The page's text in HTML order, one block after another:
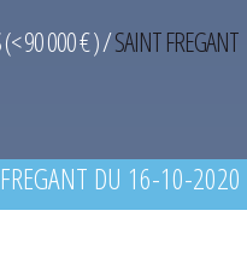
(< 90 000 € )/SAINT FREGANT
DU 16-10-2020